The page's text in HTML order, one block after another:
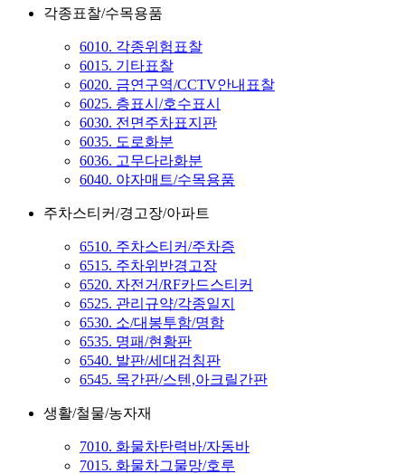
각종표찰/수목용품
6010. 각종위험표찰
6015. 기타표찰
6020. 금연구역/CCTV안내표찰
6025. 층표시/호수표시
6030. 전면주차표지판
6035. 도로화분
6036. 고무다라화분
6040. 야자매트/수목용품
주차스티커/경고장/아파트
6510. 주차스티커/주차증
6515. 주차위반경고장
6520. 자전거/RF카드스티커
6525. 관리규약/각종일지
6530. 소/대봉투함/명함
6535. 명패/현황판
6540. 발판/세대검침판
6545. 목간판/스텐,아크릴간판
생활/철물/농자재
7010. 화물차탄력바/자동바
7015. 화물차그물망/호루